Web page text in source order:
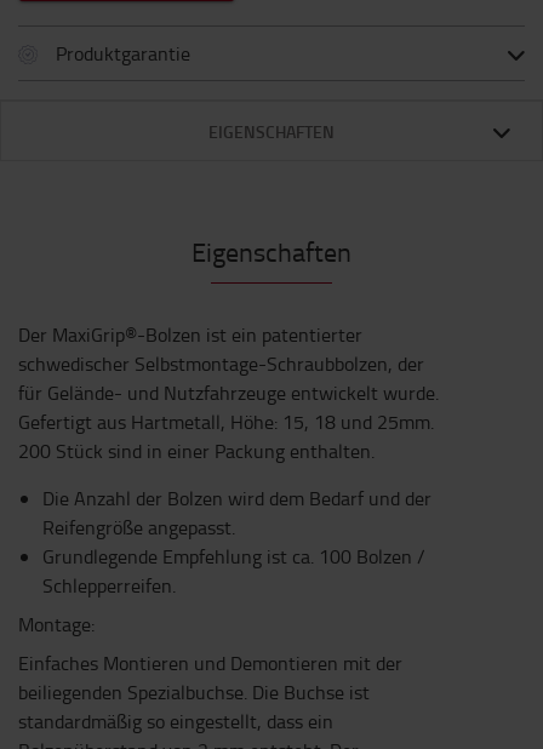
Produktgarantie
EIGENSCHAFTEN
Eigenschaften
Der MaxiGrip®-Bolzen ist ein patentierter
schwedischer Selbstmontage-Schraubbolzen, der
für Gelände- und Nutzfahrzeuge entwickelt wurde.
Gefertigt aus Hartmetall, Höhe: 15, 18 und 25mm.
200 Stück sind in einer Packung enthalten.
Die Anzahl der Bolzen wird dem Bedarf und der
Reifengröße angepasst.
Grundlegende Empfehlung ist ca. 100 Bolzen /
Schlepperreifen.
Montage:
Einfaches Montieren und Demontieren mit der
beiliegenden Spezialbuchse. Die Buchse ist
standardmäßig so eingestellt, dass ein